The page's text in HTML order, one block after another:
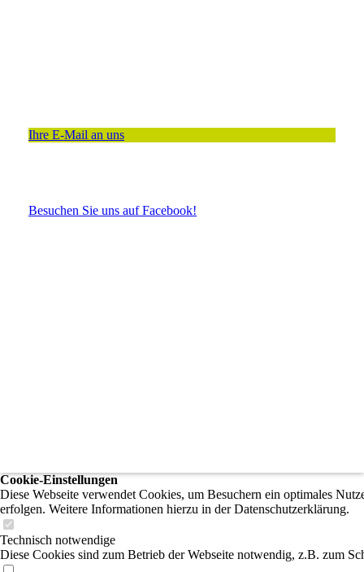
Ihre E-Mail an uns
Besuchen Sie uns auf Facebook!
Cookie-Einstellungen
Diese Webseite verwendet Cookies, um Besuchern ein optimales
erfolgen. Weitere Informationen hierzu in der Datenschutzerklärung.
Technisch notwendige
Diese Cookies sind zum Betrieb der Webseite notwendig, z.B. zum